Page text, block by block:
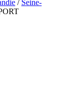
/ Seine-